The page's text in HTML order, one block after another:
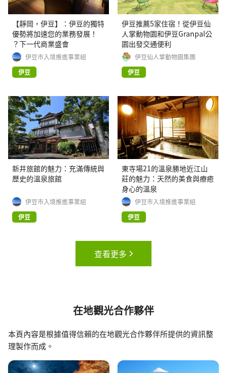
【靜岡，伊豆】：伊豆的獨特
優勢將加速您的業務發展！
？下一代商業盛會
伊豆市入境推進事業組
伊豆
伊豆推薦5家住宿！從伊豆仙
人掌動物園和伊豆Granpal公
園出發交通便利
伊豆仙人掌動物園集團
伊豆
新井旅館的魅力：充滿傳統與
歷史的溫泉旅館
伊豆市入境推進事業組
伊豆
東寺場21的溫泉勝地近江山
莊的魅力：天然的美食與療癒
身心的溫泉
伊豆市入境推進事業組
伊豆
查看更多
在地觀光合作夥伴
本頁內容是根據值得信賴的在地觀光合作夥伴所提供的資訊整
理製作而成。